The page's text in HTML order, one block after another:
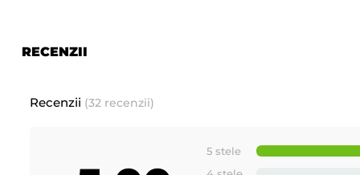
RECENZII
Recenzii (32 recenzii)
5 stele